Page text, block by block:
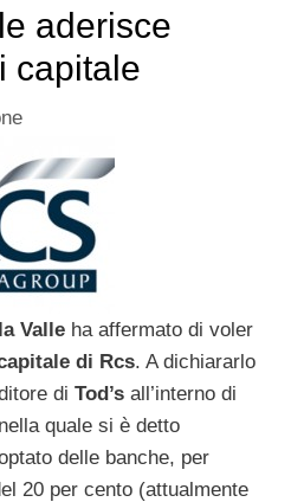
aderisce
capitale
Valle ha affermato di voler
di Rcs. A dichiararlo
di Tod’s all’interno di
quale si è detto
delle banche, per
20 per cento (attualmente